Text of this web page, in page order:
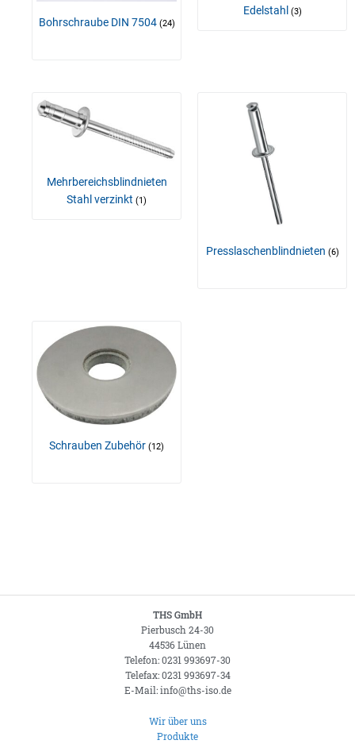
Bohrschraube DIN 7504 (24)
Edelstahl (3)
Mehrbereichsblindnieten
Stahl verzinkt (1)
Presslaschenblindnieten (6)
Schrauben Zubehör (12)
THS GmbH
Pierbusch 24-30
44536 Lünen
Telefon: 0231 993697-30
Telefax: 0231 993697-34
E-Mail: info@ths-iso.de
Wir über uns
Produkte